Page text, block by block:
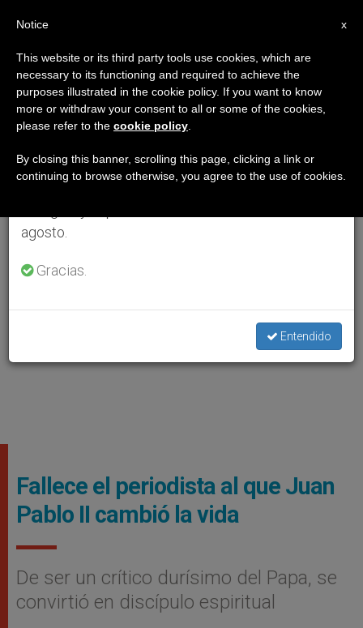
Fallece el periodista al que Juan
Pablo II cambió la vida
De ser un crítico durísimo del Papa, se
convirtió en discípulo espiritual
×
Aviso importante
Del 27 de julio al 7 de agosto haremos la pausa
anual, aprovechando que en el periodo de verano
se generan menos informaciones y también el
agosto.
Gracias.
Entendido
x
Notice
This website or its third party tools use cookies, which are
necessary to its functioning and required to achieve the
purposes illustrated in the cookie policy. If you want to know
more or withdraw your consent to all or some of the cookies,
please refer to the cookie policy
By closing this banner, scrolling this page, clicking a link or
continuing to browse otherwise, you agree to the use of cookies.